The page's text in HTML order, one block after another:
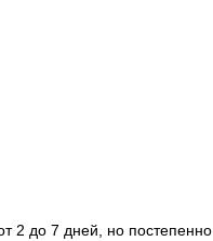
2 до 7 дней, но постепенно